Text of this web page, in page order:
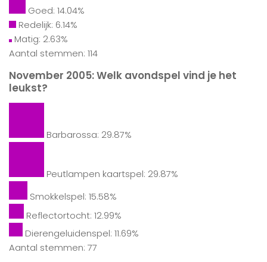
Goed: 14.04%
Redelijk: 6.14%
Matig: 2.63%
Aantal stemmen: 114
November 2005: Welk avondspel vind je het
leukst?
Barbarossa: 29.87%
Peutlampen kaartspel: 29.87%
Smokkelspel: 15.58%
Reflectortocht: 12.99%
Dierengeluidenspel: 11.69%
Aantal stemmen: 77